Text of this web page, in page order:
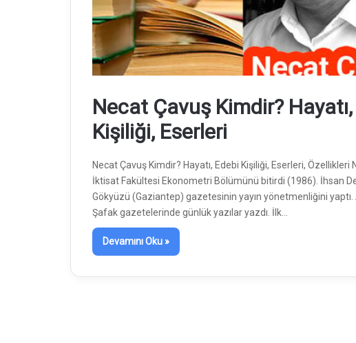
Necat Çavuş Kimdir?
Kişiliği, Eserleri
Necat Çavuş Kimdir? Hayatı, Edebi Kişiliği, Eserleri,
İktisat Fakültesi Ekonometri Bölümünü bitirdi (1986). İhsan
Gökyüzü (Gaziantep) gazetesinin yayın yönetmenliğini
Şafak gazetelerinde günlük yazılar yazdı. İlk…
Devamını Oku »